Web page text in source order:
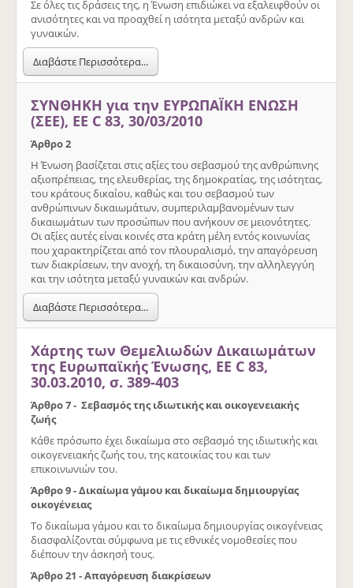
Σε όλες τις δράσεις της, η Ένωση επιδιώκει να εξαλειφθούν οι
ανισότητες και να προαχθεί η ισότητα μεταξύ ανδρών και
γυναικών.
Διαβάστε Περισσότερα...
ΣΥΝΘΗΚΗ για την ΕΥΡΩΠΑΪΚΗ ΕΝΩΣΗ
(ΣΕΕ), ΕΕ C 83, 30/03/2010
Άρθρο 2
Η Ένωση βασίζεται στις αξίες του σεβασμού της ανθρώπινης
αξιοπρέπειας, της ελευθερίας, της δημοκρατίας, της ισότητας,
του κράτους δικαίου, καθώς και του σεβασμού των
ανθρώπινων δικαιωμάτων, συμπεριλαμβανομένων των
δικαιωμάτων των προσώπων που ανήκουν σε μειονότητες.
Οι αξίες αυτές είναι κοινές στα κράτη μέλη εντός κοινωνίας
που χαρακτηρίζεται από τον πλουραλισμό, την απαγόρευση
των διακρίσεων, την ανοχή, τη δικαιοσύνη, την αλληλεγγύη
και την ισότητα μεταξύ γυναικών και ανδρών.
Διαβάστε Περισσότερα...
Χάρτης των Θεμελιωδών Δικαιωμάτων
της Ευρωπαϊκής Ένωσης, ΕΕ C 83,
30.03.2010, σ. 389-403
Άρθρο 7 - Σεβασμός της ιδιωτικής και οικογενειακής
ζωής
Κάθε πρόσωπο έχει δικαίωμα στο σεβασμό της ιδιωτικής και
οικογενειακής ζωής του, της κατοικίας του και των
επικοινωνιών του.
Άρθρο 9 - Δικαίωμα γάμου και δικαίωμα δημιουργίας
οικογένειας
Το δικαίωμα γάμου και το δικαίωμα δημιουργίας οικογένειας
διασφαλίζονται σύμφωνα με τις εθνικές νομοθεσίες που
διέπουν την άσκησή τους.
Άρθρο 21 - Απαγόρευση διακρίσεων